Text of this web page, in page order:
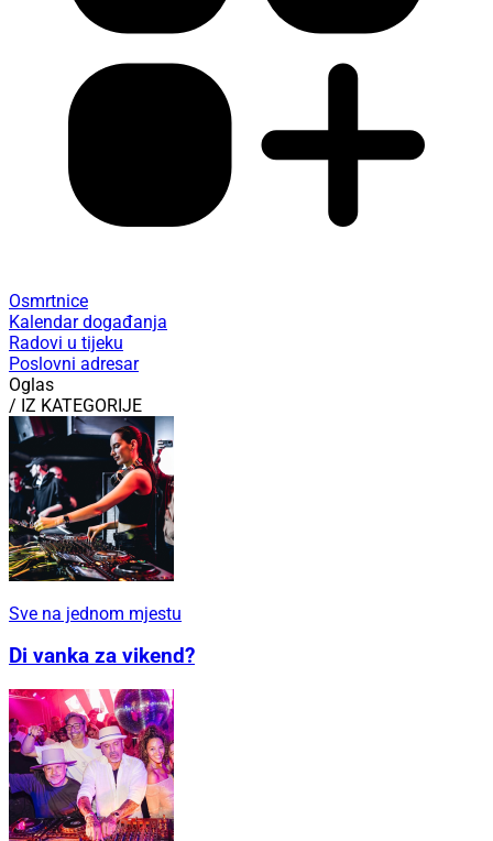
Osmrtnice
Kalendar događanja
Radovi u tijeku
Poslovni adresar
Oglas
/ IZ KATEGORIJE
Sve na jednom mjestu
Di vanka za vikend?